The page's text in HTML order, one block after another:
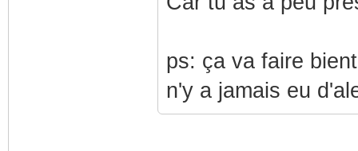
ps: ça va faire
n'y a jamais eu